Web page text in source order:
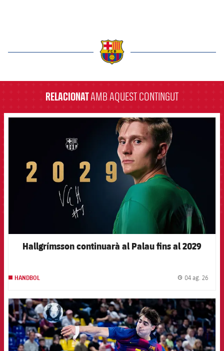
RELACIONATAMB AQUEST CONTINGUT
FCB Barcelona badge
Hallgrímsson continuarà al Palau fins al 2029
HANDBOL 04 ag. 26
FCB Barcelona badge